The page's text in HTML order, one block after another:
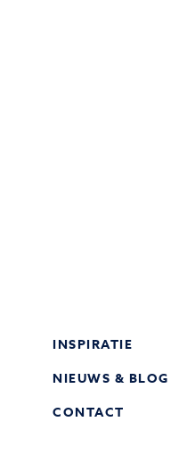
INSPIRATIE
NIEUWS & BLOG
CONTACT